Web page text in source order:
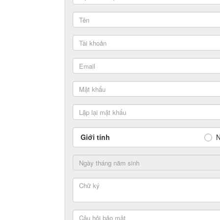
Giới tính